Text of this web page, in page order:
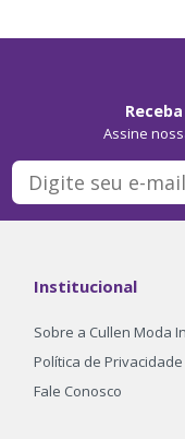
Assine
Institucional
Sobre a Cullen Moda
Política de Privacidade
Fale Conosco